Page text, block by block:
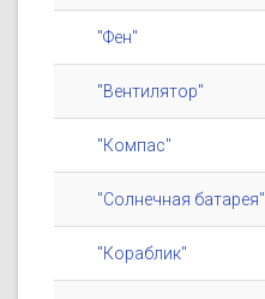
"Фен"
"Вентилятор"
"Компас"
"Солнечная батарея"
"Кораблик"